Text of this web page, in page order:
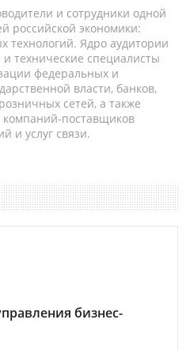
и сотрудники одной
российской экономики:
технологий. Ядро аудитории
технические специалисты
федеральных и
власти, банков,
сетей, а также
компаний-поставщиков
и услуг связи.
бизнес-